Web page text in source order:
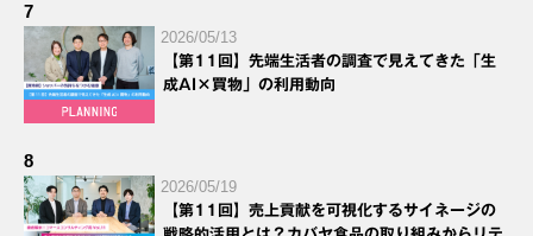
7
2026/05/13
【第11回】先端生活者の調査で見えてきた「生
成AI×買物」の利用動向
8
2026/05/19
【第11回】売上貢献を可視化するサイネージの